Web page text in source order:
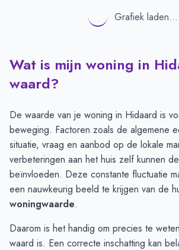
Grafiek laden...
Wat is mijn woning in
waard?
De waarde van je woning in Hidaard is
beweging. Factoren zoals de algemene
situatie, vraag en aanbod op de lokale
verbeteringen aan het huis zelf kunnen
beïnvloeden. Deze constante fluctuatie
een nauwkeurig beeld te krijgen van de
woningwaarde.
Daarom is het handig om precies te
waard is. Een correcte inschatting kan